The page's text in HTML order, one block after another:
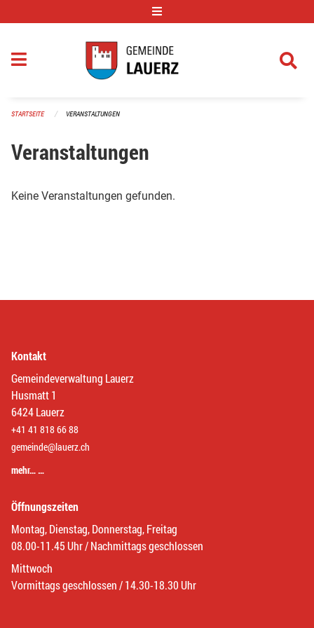
STARTSEITE VERANSTALTUNGEN
Veranstaltungen
Keine Veranstaltungen gefunden.
Kontakt
Gemeindeverwaltung Lauerz
Husmatt 1
6424 Lauerz
+41 41 818 66 88
gemeinde@lauerz.ch
mehr… …
Öffnungszeiten
Montag, Dienstag, Donnerstag, Freitag
08.00-11.45 Uhr / Nachmittags geschlossen
Mittwoch
Vormittags geschlossen / 14.30-18.30 Uhr